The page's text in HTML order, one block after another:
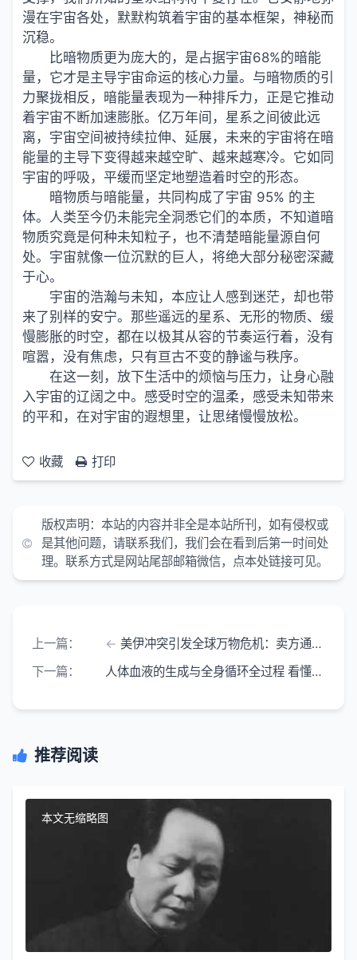
漫在宇宙各处，默默构筑着宇宙的基本框架，神秘而
沉稳。
比暗物质更为庞大的，是占据宇宙68%的暗能
量，它才是主导宇宙命运的核心力量。与暗物质的引
力聚拢相反，暗能量表现为一种排斥力，正是它推动
着宇宙不断加速膨胀。亿万年间，星系之间彼此远
离，宇宙空间被持续拉伸、延展，未来的宇宙将在暗
能量的主导下变得越来越空旷、越来越寒冷。它如同
宇宙的呼吸，平缓而坚定地塑造着时空的形态。
暗物质与暗能量，共同构成了宇宙 95% 的主
体。人类至今仍未能完全洞悉它们的本质，不知道暗
物质究竟是何种未知粒子，也不清楚暗能量源自何
处。宇宙就像一位沉默的巨人，将绝大部分秘密深藏
于心。
宇宙的浩瀚与未知，本应让人感到迷茫，却也带
来了别样的安宁。那些遥远的星系、无形的物质、缓
慢膨胀的时空，都在以极其从容的节奏运行着，没有
喧嚣，没有焦虑，只有亘古不变的静谧与秩序。
在这一刻，放下生活中的烦恼与压力，让身心融
入宇宙的辽阔之中。感受时空的温柔，感受未知带来
的平和，在对宇宙的遐想里，让思绪慢慢放松。
收藏 打印
版权声明： 本站的内容并非全是本站所刊，如有侵权或
是其他问题，请联系我们，我们会在看到后第一时间处
理。联系方式是网站尾部邮箱微信，点本处链接可见。
上一篇：
美伊冲突引发全球万物危机：卖方通胀下的大洗牌 能源转型成破局唯一出路
下一篇：
人体血液的生成与全身循环全过程 看懂生命的供养之道
推荐阅读
本文无缩略图